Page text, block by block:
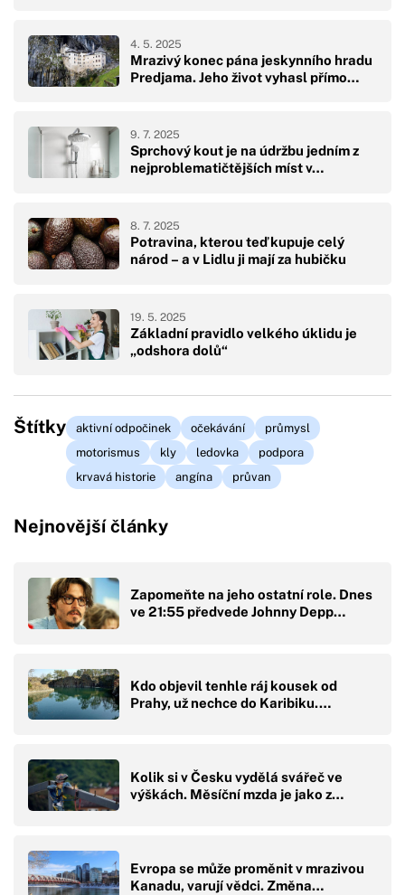
Mrazivý konec pána jeskynního hradu
Predjama. Jeho život vyhasl přímo…
4. 5. 2025
Sprchový kout je na údržbu jedním z
nejproblematičtějších míst v…
9. 7. 2025
Potravina, kterou teď kupuje celý
národ – a v Lidlu ji mají za hubičku
8. 7. 2025
Základní pravidlo velkého úklidu je
„odshora dolů“
19. 5. 2025
Štítky aktivní odpočinek očekávání
průmysl
motorismus
kly ledovka
podpora
krvavá historie
angína průvan
Nejnovější články
Zapomeňte na jeho ostatní role. Dnes
ve 21:55 předvede Johnny Depp…
Kdo objevil tenhle ráj kousek od
Prahy, už nechce do Karibiku.…
Kolik si v Česku vydělá svářeč ve
výškách. Měsíční mzda je jako z…
Evropa se může proměnit v mrazivou
Kanadu, varují vědci. Změna…